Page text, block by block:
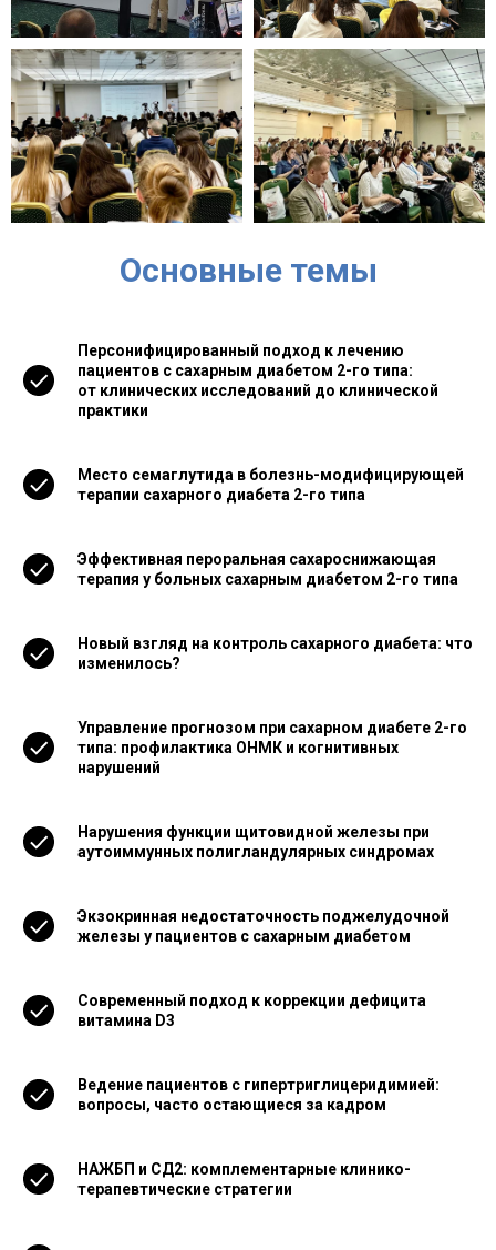
Основные темы
Персонифицированный подход к лечению
пациентов с сахарным диабетом 2-го типа:
от клинических исследований до клинической
практики
Место семаглутида в болезнь-модифицирующей
терапии сахарного диабета 2-го типа
Эффективная пероральная сахароснижающая
терапия у больных сахарным диабетом 2-го типа
Новый взгляд на контроль сахарного диабета: что
изменилось?
Управление прогнозом при сахарном диабете 2-го
типа: профилактика ОНМК и когнитивных
нарушений
Нарушения функции щитовидной железы при
аутоиммунных полигландулярных синдромах
Экзокринная недостаточность поджелудочной
железы у пациентов с сахарным диабетом
Современный подход к коррекции дефицита
витамина D3
Ведение пациентов с гипертриглицеридимией:
вопросы, часто остающиеся за кадром
НАЖБП и СД2: комплементарные клинико-
терапевтические стратегии